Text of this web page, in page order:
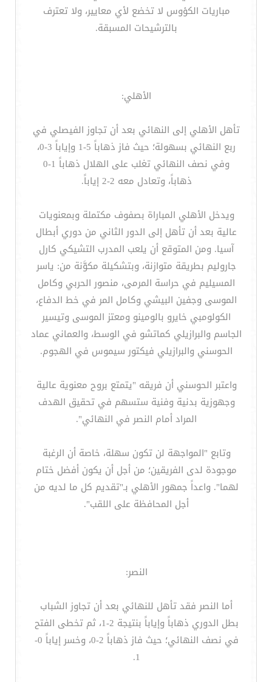
مباريات الكؤوس لا تخضع لأي معايير، ولا تعترف
بالترشيحات المسبقة.
الأهلي:
تأهل الأهلي إلى النهائي بعد أن تجاوز الفيصلي في
ربع النهائي بسهولة؛ حيث فاز ذهاباً 5-1 وإياباً 3-0،
وفي نصف النهائي تغلب على الهلال ذهاباً 1-0
ذهاباً، وتعادل معه 2-2 إياباً.
ويدخل الأهلي المباراة بصفوف مكتملة وبمعنويات
عالية بعد أن تأهل إلى الدور الثاني من دوري أبطال
آسيا. ومن المتوقع أن يلعب المدرب التشيكي كارل
جاروليم بطريقة متوازنة، وبتشكيلة مكوَّنة من: ياسر
المسيليم في حراسة المرمى، منصور الحربي وكامل
الموسى وجفين البيشي وكامل المر في خط الدفاع،
الكولومبي خايرو بالومينو ومعتز الموسى وتيسير
الجاسم والبرازيلي كماتشو في الوسط، والعماني عماد
الحوسني والبرازيلي فيكتور سيموس في الهجوم.
واعتبر الحوسني أن فريقه "يتمتع بروح معنوية عالية
وجهوزية بدنية وفنية ستسهم في تحقيق الهدف
المراد أمام النصر في النهائي".
وتابع "المواجهة لن تكون سهلة، خاصة أن الرغبة
موجودة لدى الفريقين؛ من أجل أن يكون أفضل ختام
لهما". واعداً جمهور الأهلي بـ"تقديم كل ما لديه من
أجل المحافظة على اللقب".
النصر:
أما النصر فقد تأهل للنهائي بعد أن تجاوز الشباب
بطل الدوري ذهاباً وإياباً بنتيجة 2-1، ثم تخطى الفتح
في نصف النهائي؛ حيث فاز ذهاباً 2-0، وخسر إياباً 0-
1.